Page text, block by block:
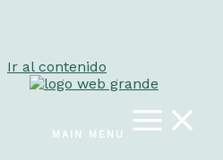
Ir al contenido
MAIN MENU